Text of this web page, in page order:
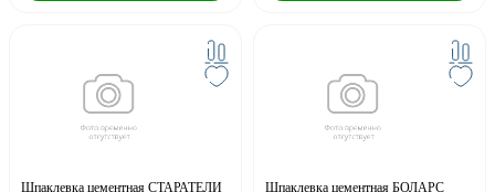
Шпаклевка цементная СТАРАТЕЛИ
Шпаклевка цементная БОЛАРС